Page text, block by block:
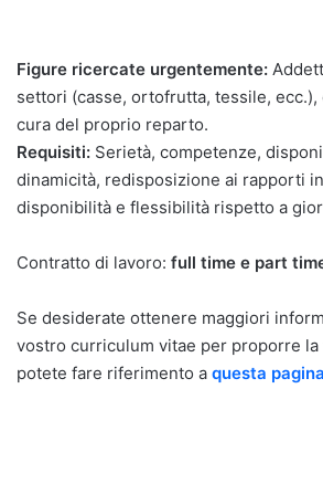
Figure ricercate urgentemente:
settori (casse, ortofrutta, tessile,
cura del proprio reparto.
Requisiti: Serietà, competenze,
dinamicità, redisposizione ai rapporti
disponibilità e flessibilità rispetto a
Contratto di lavoro: full time e part
Se desiderate ottenere maggiori
vostro curriculum vitae per proporre la
potete fare riferimento a questa pagina